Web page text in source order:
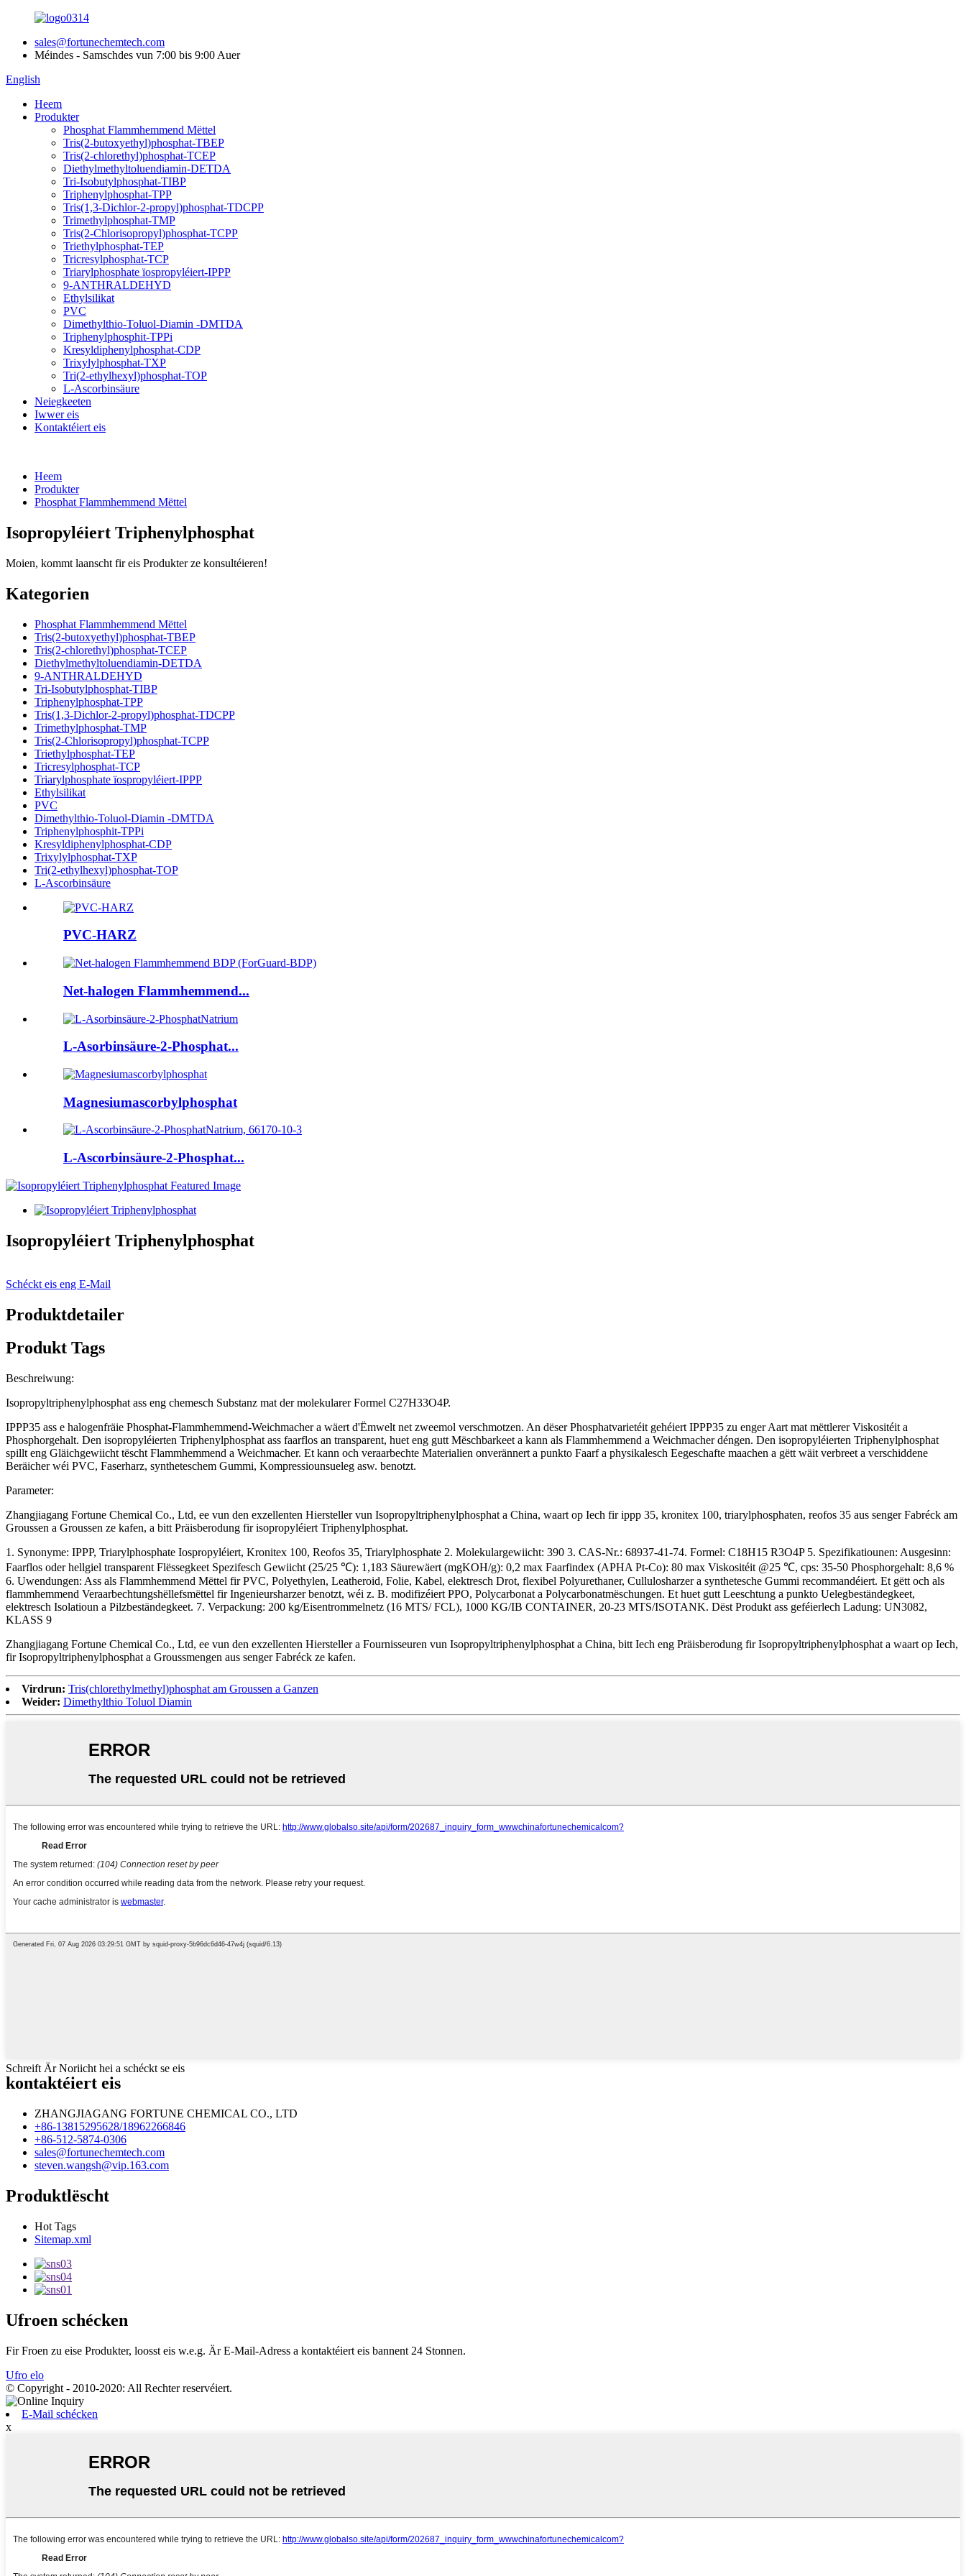
sales@fortunechemtech.com
Méindes - Samschdes vun 7:00 bis 9:00 Auer
English
Heem
Produkter
Phosphat Flammhemmend Mëttel
Tris(2-butoxyethyl)phosphat-TBEP
Tris(2-chlorethyl)phosphat-TCEP
Diethylmethyltoluendiamin-DETDA
Tri-Isobutylphosphat-TIBP
Triphenylphosphat-TPP
Tris(1,3-Dichlor-2-propyl)phosphat-TDCPP
Trimethylphosphat-TMP
Tris(2-Chlorisopropyl)phosphat-TCPP
Triethylphosphat-TEP
Tricresylphosphat-TCP
Triarylphosphate ïospropyléiert-IPPP
9-ANTHRALDEHYD
Ethylsilikat
PVC
Dimethylthio-Toluol-Diamin -DMTDA
Triphenylphosphit-TPPi
Kresyldiphenylphosphat-CDP
Trixylylphosphat-TXP
Tri(2-ethylhexyl)phosphat-TOP
L-Ascorbinsäure
Neiegkeeten
Iwwer eis
Kontaktéiert eis
Heem
Produkter
Phosphat Flammhemmend Mëttel
Isopropyléiert Triphenylphosphat
Moien, kommt laanscht fir eis Produkter ze konsultéieren!
Kategorien
Phosphat Flammhemmend Mëttel
Tris(2-butoxyethyl)phosphat-TBEP
Tris(2-chlorethyl)phosphat-TCEP
Diethylmethyltoluendiamin-DETDA
9-ANTHRALDEHYD
Tri-Isobutylphosphat-TIBP
Triphenylphosphat-TPP
Tris(1,3-Dichlor-2-propyl)phosphat-TDCPP
Trimethylphosphat-TMP
Tris(2-Chlorisopropyl)phosphat-TCPP
Triethylphosphat-TEP
Tricresylphosphat-TCP
Triarylphosphate ïospropyléiert-IPPP
Ethylsilikat
PVC
Dimethylthio-Toluol-Diamin -DMTDA
Triphenylphosphit-TPPi
Kresyldiphenylphosphat-CDP
Trixylylphosphat-TXP
Tri(2-ethylhexyl)phosphat-TOP
L-Ascorbinsäure
PVC-HARZ
Net-halogen Flammhemmend...
L-Asorbinsäure-2-Phosphat...
Magnesiumascorbylphosphat
L-Ascorbinsäure-2-Phosphat...
Isopropyléiert Triphenylphosphat
Schéckt eis eng E-Mail
Produktdetailer
Produkt Tags
Beschreiwung:
Isopropyltriphenylphosphat ass eng chemesch Substanz mat der molekularer Formel C27H33O4P.
IPPP35 ass e halogenfräie Phosphat-Flammhemmend-Weichmacher a wäert d'Ëmwelt net zweemol verschmotzen. An dëser Phosphatvarietéit gehéiert IPPP35 zu enger Aart mat mëttlerer Viskositéit a
Phosphorgehalt. Den isopropyléierten Triphenylphosphat ass faarflos an transparent, huet eng gutt Mëschbarkeet a kann als Flammhemmend a Weichmacher déngen. Den isopropyléierten Triphenylphosphat
spillt eng Gläichgewiicht tëscht Flammhemmend a Weichmacher. Et kann och veraarbechte Materialien onverännert a punkto Faarf a physikalesch Eegeschafte maachen a gëtt wäit verbreet a verschiddene
Beräicher wéi PVC, Faserharz, syntheteschem Gummi, Kompressiounsueleg asw. benotzt.
Parameter:
Zhangjiagang Fortune Chemical Co., Ltd, ee vun den exzellenten Hiersteller vun Isopropyltriphenylphosphat a China, waart op Iech fir ippp 35, kronitex 100, triarylphosphaten, reofos 35 aus senger Fabréck am
Groussen a Groussen ze kafen, a bitt Präisberodung fir isopropyléiert Triphenylphosphat.
1. Synonyme: IPPP, Triarylphosphate Iospropyléiert, Kronitex 100, Reofos 35, Triarylphosphate 2. Molekulargewiicht: 390 3. CAS-Nr.: 68937-41-74. Formel: C18H15 R3O4P 5. Spezifikatiounen: Ausgesinn:
Faarflos oder hellgiel transparent Flëssegkeet Spezifesch Gewiicht (25/25 ℃): 1,183 Säurewäert (mgKOH/g): 0,2 max Faarfindex (APHA Pt-Co): 80 max Viskositéit @25 ℃, cps: 35-50 Phosphorgehalt: 8,6 %
6. Uwendungen: Ass als Flammhemmend Mëttel fir PVC, Polyethylen, Leatheroid, Folie, Kabel, elektresch Drot, flexibel Polyurethaner, Cullulosharzer a synthetesche Gummi recommandéiert. Et gëtt och als
flammhemmend Veraarbechtungshëllefsmëttel fir Ingenieursharzer benotzt, wéi z. B. modifizéiert PPO, Polycarbonat a Polycarbonatmëschungen. Et huet gutt Leeschtung a punkto Uelegbeständegkeet,
elektresch Isolatioun a Pilzbeständegkeet. 7. Verpackung: 200 kg/Eisentrommelnetz (16 MTS/ FCL), 1000 KG/IB CONTAINER, 20-23 MTS/ISOTANK. Dëst Produkt ass geféierlech Ladung: UN3082,
KLASS 9
Zhangjiagang Fortune Chemical Co., Ltd, ee vun den exzellenten Hiersteller a Fournisseuren vun Isopropyltriphenylphosphat a China, bitt Iech eng Präisberodung fir Isopropyltriphenylphosphat a waart op Iech,
fir Isopropyltriphenylphosphat a Groussmengen aus senger Fabréck ze kafen.
Virdrun: Tris(chlorethylmethyl)phosphat am Groussen a Ganzen
Weider: Dimethylthio Toluol Diamin
Schreift Är Noriicht hei a schéckt se eis
kontaktéiert eis
ZHANGJIAGANG FORTUNE CHEMICAL CO., LTD
+86-13815295628/18962266846
+86-512-5874-0306
sales@fortunechemtech.com
steven.wangsh@vip.163.com
Produktlëscht
Hot Tags
Sitemap.xml
Ufroen schécken
Fir Froen zu eise Produkter, loosst eis w.e.g. Är E-Mail-Adress a kontaktéiert eis bannent 24 Stonnen.
Ufro elo
© Copyright - 2010-2020: All Rechter reservéiert.
E-Mail schécken
x